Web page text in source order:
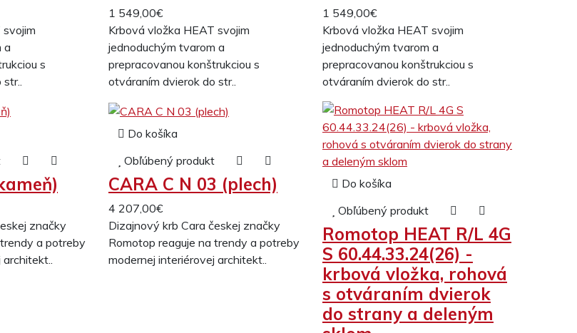
a
s
1 549,00€
Krbová vložka HEAT svojim
jednoduchým tvarom a
prepracovanou konštrukciou s
otváraním dvierok do str..
1 549,00€
Krbová vložka HEAT svojim
jednoduchým tvarom a
prepracovanou konštrukciou s
otváraním dvierok do str..
značky
a potreby
Do košíka
Obľúbený produkt
CARA C N 03 (plech)
4 207,00€
Dizajnový krb Cara českej značky
Romotop reaguje na trendy a potreby
modernej interiérovej architekt..
Do košíka
Obľúbený produkt
Romotop HEAT R/L 4G
S 60.44.33.24(26) -
krbová vložka, rohová
s otváraním dvierok
do strany a deleným